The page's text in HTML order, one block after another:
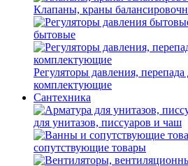
Клапаны, краны
бытовые
Регуляторы давления, перепада
комплектующие
Сантехника
для унитазов, писсуаров и чаш
сопутствующие товары